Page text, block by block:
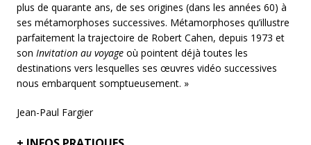
plus de quarante ans, de ses origines (dans les années 60) à
ses métamorphoses successives. Métamorphoses qu’illustre
parfaitement la trajectoire de Robert Cahen, depuis 1973 et
son Invitation au voyage où pointent déjà toutes les
destinations vers lesquelles ses œuvres vidéo successives
nous embarquent somptueusement. »
Jean-Paul Fargier